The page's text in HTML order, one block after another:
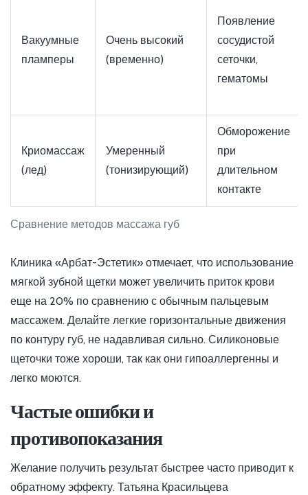
Сравнение методов массажа губ
Вакуумные
пламперы
Очень высокий
(временно)
Появление
сосудистой
сеточки,
гематомы
Криомассаж
(лед)
Умеренный
(тонизирующий)
Обморожение
при
длительном
контакте
Клиника «Арбат-Эстетик» отмечает, что использование
мягкой зубной щетки может увеличить приток крови
еще на 20% по сравнению с обычным пальцевым
массажем. Делайте легкие горизонтальные движения
по контуру губ, не надавливая сильно. Силиконовые
щеточки тоже хороши, так как они гипоаллергенны и
легко моются.
Частые ошибки и
противопоказания
Желание получить результат быстрее часто приводит к
обратному эффекту. Татьяна Красильцева